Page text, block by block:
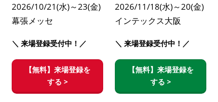
2026/10/21(水)～23(金)
幕張メッセ
＼ 来場登録受付中！／
【無料】来場登録を
する >
2026/11/18(水)～20(金)
インテックス大阪
＼ 来場登録受付中！／
【無料】来場登録を
する >